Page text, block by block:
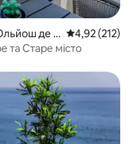
де А Середня
4,92 (212)
та Старе місто